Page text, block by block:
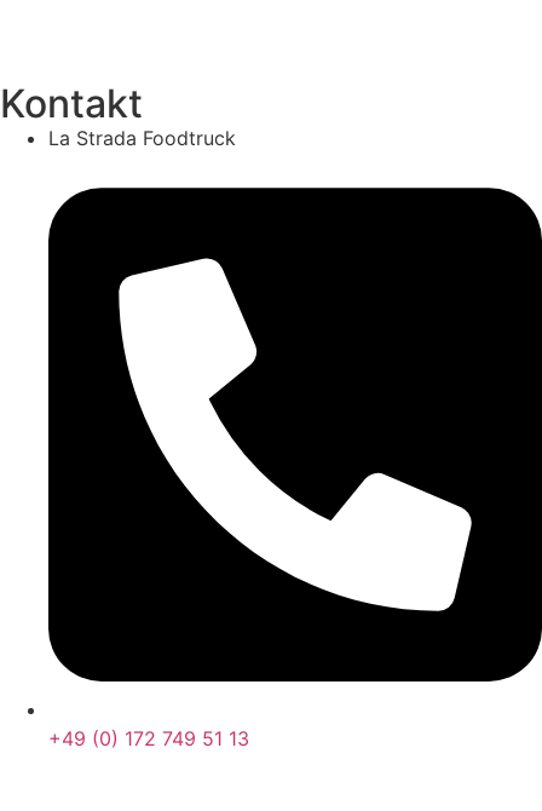
Kontakt
La Strada Foodtruck
+49 (0) 172 749 51 13